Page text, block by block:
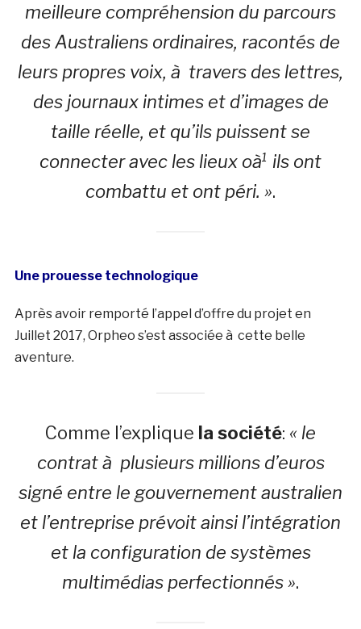
meilleure compréhension du parcours
des Australiens ordinaires, racontés de
leurs propres voix, à travers des lettres,
des journaux intimes et d’images de
taille réelle, et qu’ils puissent se
connecter avec les lieux oà¹ ils ont
combattu et ont péri. ».
Une prouesse technologique
Après avoir remporté l’appel d’offre du projet en
Juillet 2017, Orpheo s’est associée à cette belle
aventure.
Comme l’explique la société: « le
contrat à plusieurs millions d’euros
signé entre le gouvernement australien
et l’entreprise prévoit ainsi l’intégration
et la configuration de systèmes
multimédias perfectionnés ».